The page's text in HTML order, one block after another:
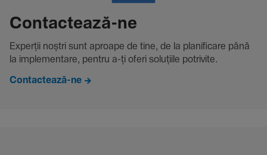
Contac­tează-ne
Experții noștri sunt aproape de tine, de la plani­fi­care până
la imple­men­tare, pentru a-ți oferi solu­țiile potri­vite.
Contactează-ne